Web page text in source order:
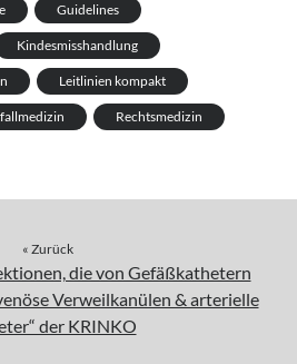
Guidelines
Kindesmisshandlung
Leitlinien kompakt
Rechtsmedizin
« Zurück
die von Gefäßkathetern
Verweilkanülen & arterielle
der KRINKO